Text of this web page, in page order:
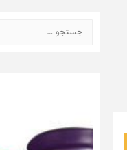
جستجو
برای: